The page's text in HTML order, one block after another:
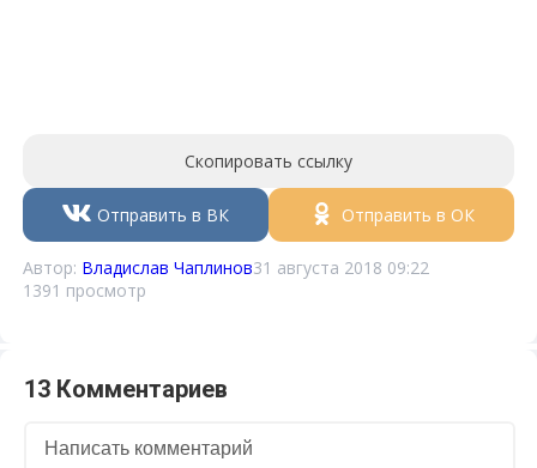
Скопировать ссылку
Отправить в ВК Отправить в ОК
Автор: Владислав Чаплинов31 августа 2018 09:22
1391 просмотр
13 Комментариев